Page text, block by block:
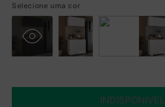
R$ 474,99 à vista no Boleto
% de desconto)
Selecione uma cor
INDISPONÍVEL